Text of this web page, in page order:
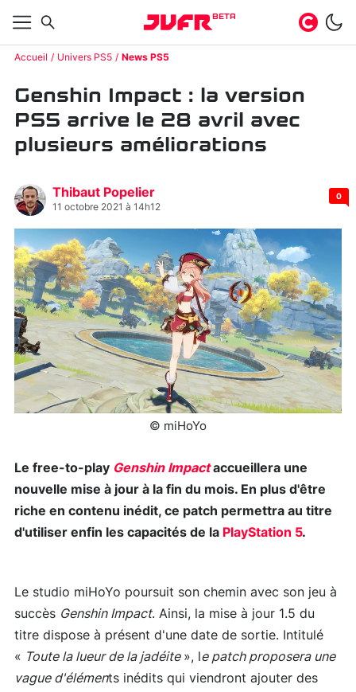
BETA
Accueil Univers PS5 News PS5
Genshin Impact : la version
PS5 arrive le 28 avril avec
plusieurs améliorations
Thibaut Popelier
11 octobre 2021 à 14h12
0
© miHoYo
Le free-to-play Genshin Impactaccueillera une
nouvelle mise à jour à la fin du mois. En plus d'être
riche en contenu inédit, ce patch permettra au titre
d'utiliser enfin les capacités de la PlayStation 5.
Le studio miHoYo poursuit son chemin avec son jeu à
succès Genshin Impact. Ainsi, la mise à jour 1.5 du
titre dispose à présent d'une date de sortie. Intitulé
« Toute la lueur de la jadéite », le patch proposera une
vague d'éléments inédits qui viendront ajouter des